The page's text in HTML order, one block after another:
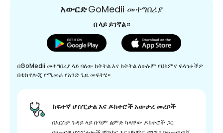
አውርድGoMedii መተግበሪያ
በ ላይ ይገኛል።
በGoMedii መተግበሪያ ላይ ባለው ክትትል እና ክትትል ለሁሉም የህክምና ፍላጎቶችዎ
በቴክኖሎጂ የሚመራ የአንድ ጊዜ መፍትሄ።
ከፍተኛ ሆስፒታል እና ዶክተሮች አውታረ መረቦች
በእርስዎ ጉዳይ ላይ በጣም ልምድ ካላቸው ዶክተሮች ጋር